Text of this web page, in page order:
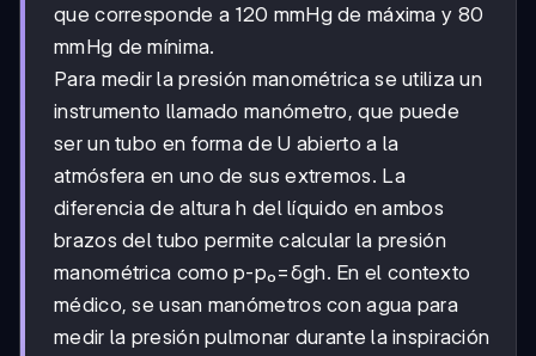
que corresponde a 120 mmHg de máxima y 80
mmHg de mínima.
Para medir la presión manométrica se utiliza un
instrumento llamado manómetro, que puede
ser un tubo en forma de U abierto a la
atmósfera en uno de sus extremos. La
diferencia de altura h del líquido en ambos
brazos del tubo permite calcular la presión
manométrica como p-p₀=δgh. En el contexto
médico, se usan manómetros con agua para
medir la presión pulmonar durante la inspiración